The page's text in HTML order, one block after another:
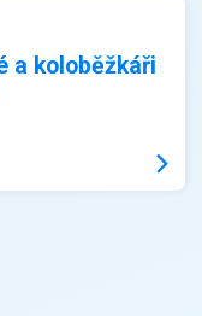
a koloběžkáři